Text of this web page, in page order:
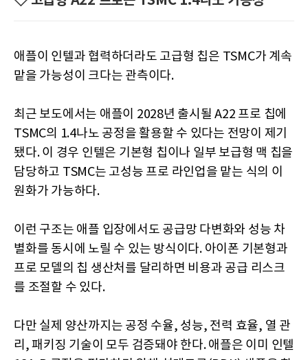
애플이 인텔과 협력하더라도 고급형 칩은 TSMC가 계속
맡을 가능성이 크다는 관측이다.
최근 보도에서는 애플이 2028년 출시될 A22 프로 칩에
TSMC의 1.4나노 공정을 활용할 수 있다는 전망이 제기
됐다. 이 경우 인텔은 기본형 칩이나 일부 보급형 맥 칩을
담당하고 TSMC는 고성능 프로 라인업을 맡는 식의 이
원화가 가능하다.
이런 구조는 애플 입장에서도 공급망 다변화와 성능 차
별화를 동시에 노릴 수 있는 방식이다. 아이폰 기본형과
프로 모델의 칩 생산처를 달리하면 비용과 공급 리스크
를 조절할 수 있다.
다만 실제 양산까지는 공정 수율, 성능, 전력 효율, 열 관
리, 패키징 기술이 모두 검증돼야 한다. 애플은 이미 인텔